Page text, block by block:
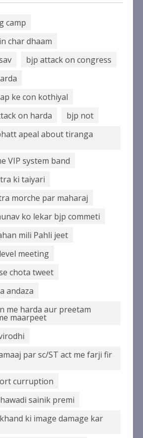
camp
char dhaam
bjp attack on congress
ke con kothiyal
on harda
bjp not
apeal about tiranga
VIP system band
ki taiyari
morche par maharaj
ko lekar bjp commeti
mili Pahli jeet
meeting
chota tweet
andaza
me harda aur preetam
maarpeet
par sc/ST act me farji fir
curruption
sainik premi
ki image damage kar